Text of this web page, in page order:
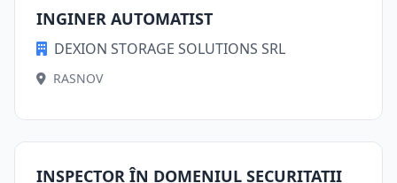
INGINER AUTOMATIST
DEXION STORAGE SOLUTIONS SRL
RASNOV
INSPECTOR ÎN DOMENIUL SECURITATII